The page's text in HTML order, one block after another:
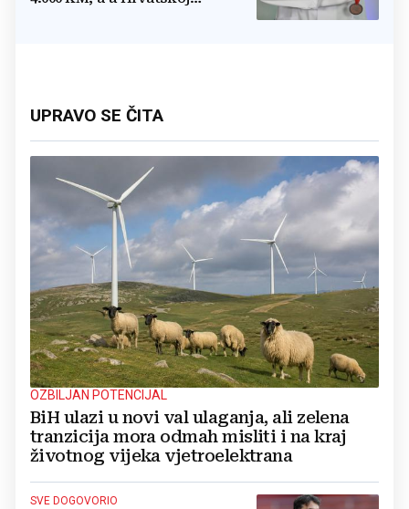
UPRAVO SE ČITA
OZBILJAN POTENCIJAL
BiH ulazi u novi val ulaganja, ali zelena
tranzicija mora odmah misliti i na kraj
životnog vijeka vjetroelektrana
SVE DOGOVORIO